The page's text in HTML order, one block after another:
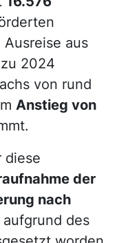
aus
2024
von rund
Anstieg von
diese
der
nach
aufgrund des